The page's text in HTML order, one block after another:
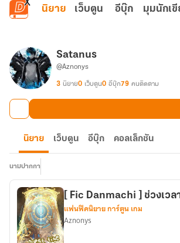
ข้ามไปยังเนื้อหาหลัก
นิยาย เว็บตูน อีบุ๊ก มุมนักเ
Satanus
@Aznonys
3 นิยาย0 เว็บตูน0 อีบุ๊ก79 คนติดตาม
นิยาย เว็บตูน อีบุ๊ก คอลเล็กชัน
นามปากกา
[ Fic Danmachi ] ช่วงเวล
แฟนฟิคนิยาย การ์ตูน เกม
Aznonys